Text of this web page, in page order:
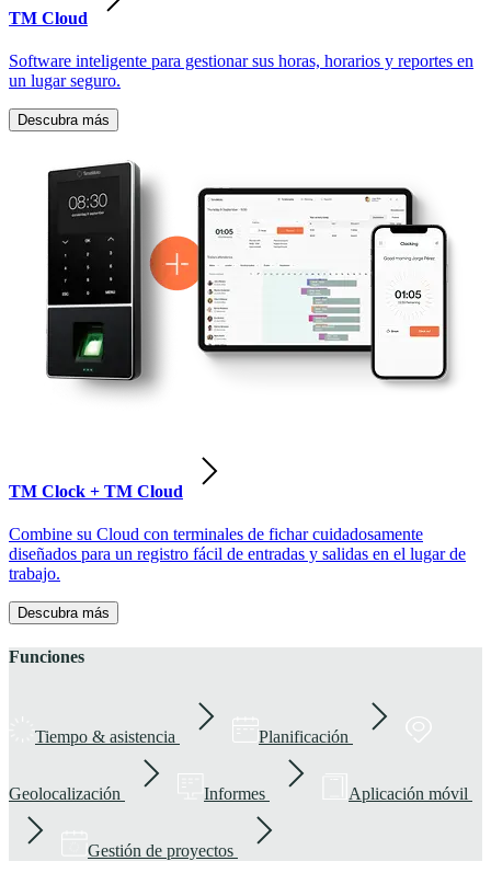
TM Cloud
Software inteligente para gestionar sus horas, horarios y reportes en
un lugar seguro.
Descubra más
TM Clock + TM Cloud
Combine su Cloud con terminales de fichar cuidadosamente
diseñados para un registro fácil de entradas y salidas en el lugar de
trabajo.
Descubra más
Funciones
Tiempo & asistencia Planificación
Geolocalización Informes Aplicación móvil
Gestión de proyectos